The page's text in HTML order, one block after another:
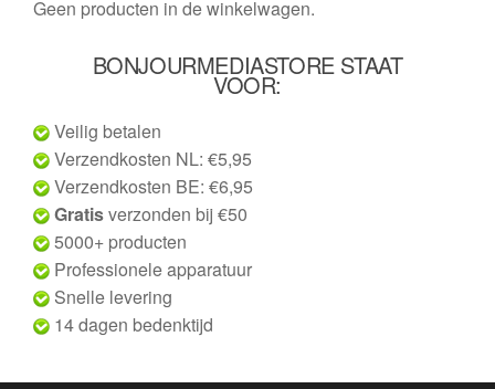
Geen producten in de winkelwagen.
BONJOURMEDIASTORE STAAT
VOOR:
Veilig betalen
Verzendkosten NL: €5,95
Verzendkosten BE: €6,95
Gratisverzonden bij €50
5000+ producten
Professionele apparatuur
Snelle levering
14 dagen bedenktijd